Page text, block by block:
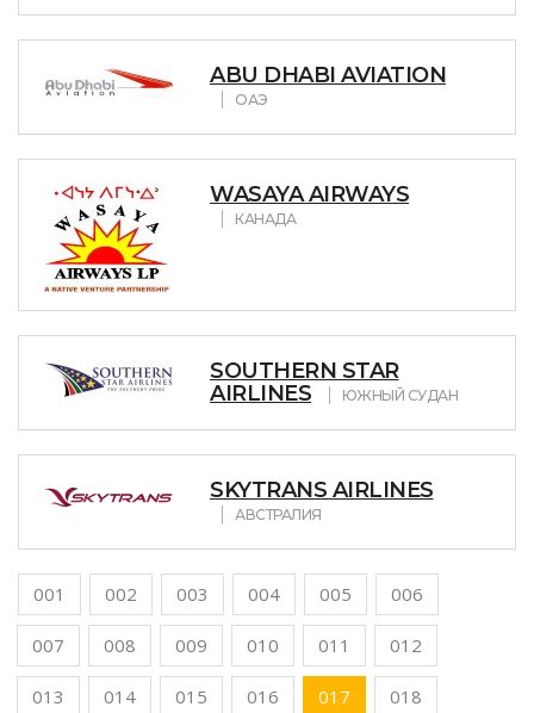
ABU DHABI AVIATION
ОАЭ
WASAYA AIRWAYS
КАНАДА
SOUTHERN STAR
AIRLINES
ЮЖНЫЙ СУДАН
SKYTRANS AIRLINES
АВСТРАЛИЯ
001 002 003 004 005 006
007 008 009 010 011 012
013 014 015 016 017 018